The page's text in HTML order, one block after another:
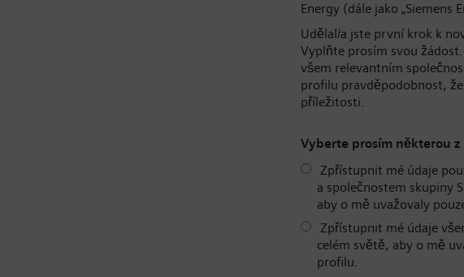
Energy (dále jako „Siemens
Udělal/a jste první krok k
Vyplňte prosím svou
všem relevantním
profilu pravděpodobnost,
příležitosti.
Vyberte prosím některou z
Zpřístupnit mé údaje
a společnostem skupiny
aby o mě uvažovaly
Zpřístupnit mé údaje
celém světě, aby o mě
profilu.